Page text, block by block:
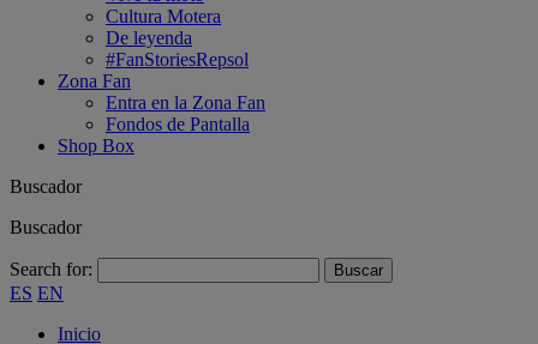
Cultura Motera
De leyenda
#FanStoriesRepsol
Zona Fan
Entra en la Zona Fan
Fondos de Pantalla
Shop Box
Buscador
Buscador
Search for:
ES EN
Inicio